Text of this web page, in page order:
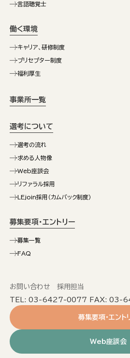
言語聴覚士
働く環境
キャリア、研修制度
プリセプター制度
福利厚生
事業所一覧
選考について
選考の流れ
求める人物像
Web座談会
リファラル採用
LEjoin採用（カムバック制度）
募集要項・エントリー
募集一覧
FAQ
お問い合わせ 採用担当
TEL: 03-6427-0077 FAX: 03-
募集要項・エント
Web座談会